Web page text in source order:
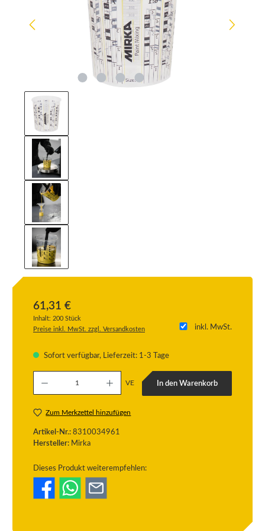
61,31 €
Inhalt: 200 Stück
inkl. MwSt.
Preise inkl. MwSt. zzgl. Versandkosten
Sofort verfügbar, Lieferzeit: 1-3 Tage
Produkt Anzahl: Gib den gewünschten Wert ein oder benutze die Schaltflächen um
VE In den Warenkorb
Zum Merkzettel hinzufügen
Artikel-Nr.: 8310034961
Hersteller: Mirka
Dieses Produkt weiterempfehlen: